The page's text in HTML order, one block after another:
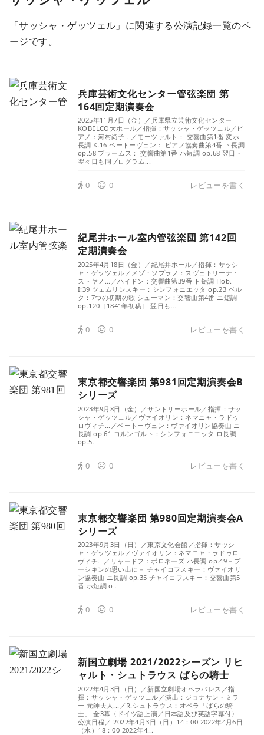
「サッシャ・ゲッツェル」に関連する公演記録一覧のペ
ージです。
兵庫芸術文化センター管弦楽団 第
164回定期演奏会
2025年11月7日（金）／兵庫県立芸術文化センター
KOBELCO大ホール／指揮：サッシャ・ゲッツェル／ピ
アノ：河村尚子...／モーツァルト： 交響曲第1番 変ホ
長調 K.16 ベートーヴェン： ピアノ協奏曲第4番 ト長調
op.58 ブラームス： 交響曲第1番 ハ短調 op.68 翌日・
翌々日も同プログラム...
0｜ 0 レビューを書く
紀尾井ホール室内管弦楽団 第142回
定期演奏会
2025年4月18日（金）／紀尾井ホール／指揮：サッシ
ャ・ゲッツェル／メゾ・ソプラノ：スヴェトリーナ・
ストヤノ...／ハイドン：交響曲第39番 ト短調 Hob.
I:39 ツェムリンスキー：シンフォニエッタ op.23 ベル
ク：7つの初期の歌 シューマン：交響曲第4番 ニ短調
op.120［1841年初稿］ 翌日も...
0｜ 0 レビューを書く
東京都交響楽団 第981回定期演奏会B
シリーズ
2023年9月8日（金）／サントリーホール／指揮：サッ
シャ・ゲッツェル／ヴァイオリン：ネマニャ・ラドゥ
ロヴィチ...／ベートーヴェン：ヴァイオリン協奏曲 ニ
長調 op.61 コルンゴルト：シンフォニエッタ ロ長調
op.5...
0｜ 0 レビューを書く
東京都交響楽団 第980回定期演奏会A
シリーズ
2023年9月3日（日）／東京文化会館／指揮：サッシ
ャ・ゲッツェル／ヴァイオリン：ネマニャ・ラドゥロ
ヴィチ...／リャードフ：ポロネーズ ハ長調 op.49－プ
ーシキンの思い出に－ チャイコフスキー：ヴァイオリ
ン協奏曲 ニ長調 op.35 チャイコフスキー：交響曲第5
番 ホ短調 o...
0｜ 0 レビューを書く
新国立劇場 2021/2022シーズン リヒ
ャルト・シュトラウス ばらの騎士
2022年4月3日（日）／新国立劇場オペラパレス／指
揮：サッシャ・ゲッツェル／演出：ジョナサン・ミラ
ー 元帥夫人...／R.シュトラウス：オペラ「ばらの騎
士」 全3幕〈ドイツ語上演／日本語及び英語字幕付〉
公演日程／ 2022年4月3日（日）14：00 2022年4月6日
（水）18：00 2022年4...